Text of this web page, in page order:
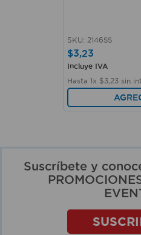
SKU: 214655
$3,23
Incluye IVA
Hasta 1x $3 23 sin
Suscríbete y